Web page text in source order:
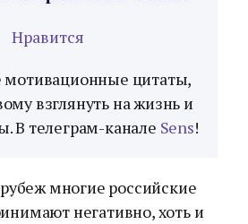
Нравится
цитаты,
взглянуть на жизнь и
В телеграм-канале Sens!
многие российские
негативно, хоть и